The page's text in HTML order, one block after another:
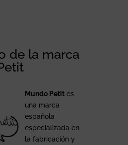
de la marca
Mundo Petites
una marca
española
especializada en
la fabricación y